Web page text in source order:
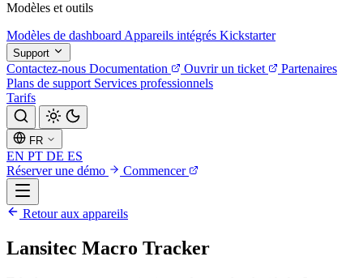
Modèles et outils
Modèles de dashboard Appareils intégrés Kickstarter
Support
Contactez-nous Documentation Ouvrir un ticket
Partenaires
Plans de support Services professionnels
Tarifs
FR
EN PT DE ES
Réserver une démo
Commencer
Retour aux appareils
Lansitec Macro Tracker